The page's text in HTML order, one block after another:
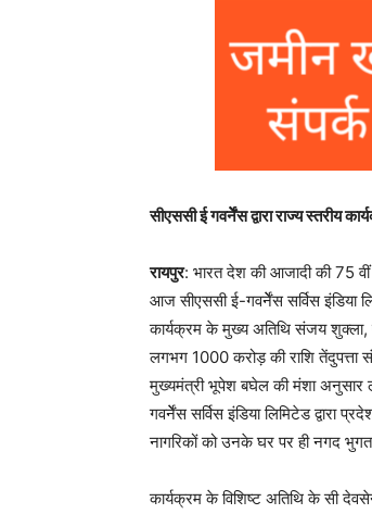
सीएससी ई गवर्नेेंस द्वारा राज्य स्तरीय
रायपुर: भारत देश की आजादी की 75
आज सीएससी ई-गवर्नेेंस सर्विस इंडिया
कार्यक्रम के मुख्य अतिथि संजय शुक्ला,
लगभग 1000 करोड़ की राशि
मुख्यमंत्री भूपेश बघेल की मंशा अनुसार
गवर्नेेंस सर्विस इंडिया लिमिटेड द्वारा
नागरिकों को उनके घर पर ही नगद
कार्यक्रम के विशिष्ट अतिथि के सी